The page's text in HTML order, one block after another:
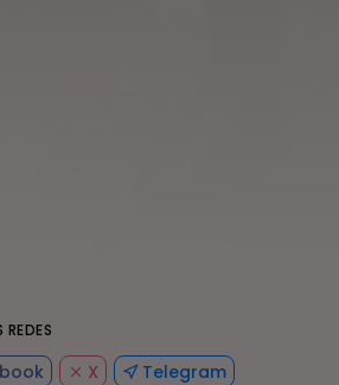
REDES
X Telegram